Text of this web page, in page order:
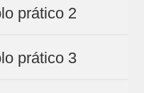
prático 2
prático 3